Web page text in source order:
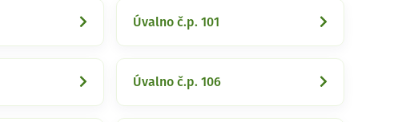
Úvalno č.p. 101
Úvalno č.p. 106